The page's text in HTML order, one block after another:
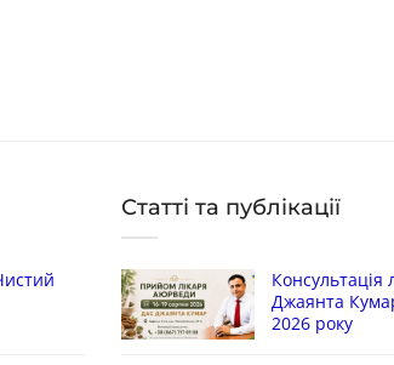
Статті та публікації
Джаянта
2026 року